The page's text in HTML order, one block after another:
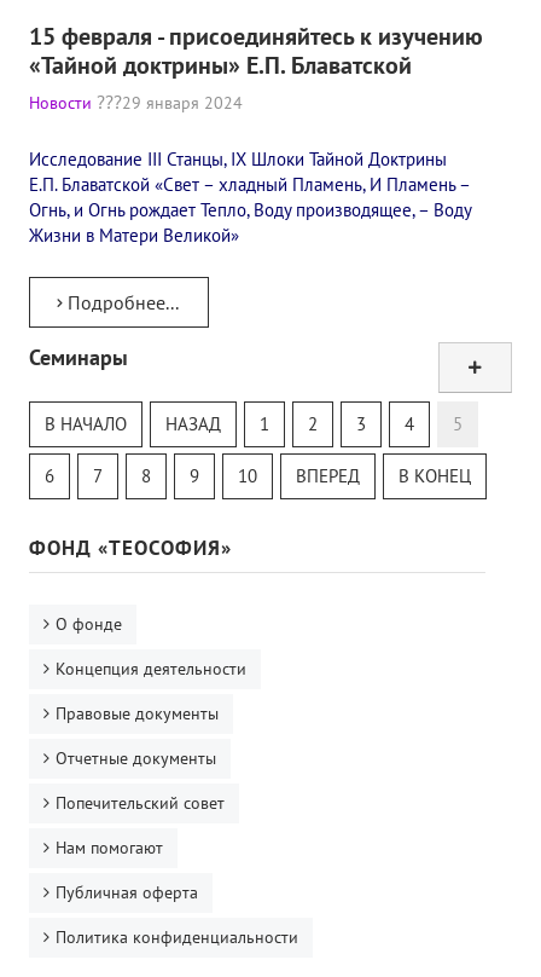
15 февраля - присоединяйтесь к изучению
«Тайной доктрины» Е.П. Блаватской
Новости 29 января 2024
Исследование III Станцы, IX Шлоки Тайной Доктрины
Е.П. Блаватской «Свет – хладный Пламень, И Пламень –
Огнь, и Огнь рождает Тепло, Воду производящее, – Воду
Жизни в Матери Великой»
Подробнее...
Семинары
Теософский Квизи
Тайная Доктрина
Онлайн-класс
В НАЧАЛО НАЗАД 1 2 3 4 5
6 7 8 9 10 ВПЕРЕД В КОНЕЦ
ФОНД «ТЕОСОФИЯ»
О фонде
Концепция деятельности
Правовые документы
Отчетные документы
Попечительский совет
Нам помогают
Публичная оферта
Политика конфиденциальности